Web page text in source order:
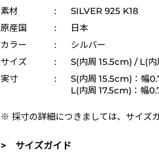
素材
:
SILVER 925 K18
原産国
:
日本
カラー
:
シルバー
サイズ
:
S(内周 15.5cm) / L(
実寸
:
S(内周 15.5cm)：幅
L(内周 17.5cm)：幅
※ 採寸の詳細につきましては、 サイズ
> サイズガイド